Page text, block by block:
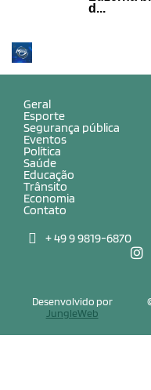
d...
Geral
Esporte
Segurança pública
Eventos
Política
Saúde
Educação
Trânsito
Economia
Contato
+ 49 9 9819-6870
Desenvolvido por
JungleWeb